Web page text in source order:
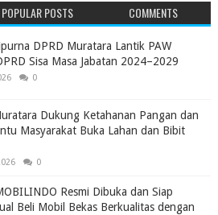
POPULAR POSTS COMMENTS
DPRD Muratara Lantik PAW
Sisa Masa Jabatan 2024–2029
0
Dukung Ketahanan Pangan dan
Masyarakat Buka Lahan dan Bibit
0
Resmi Dibuka dan Siap
Beli Mobil Bekas Berkualitas dengan